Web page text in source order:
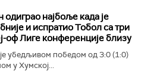
одиграо најбоље када је
и испратио Тобол са три
оф Лиге конференције близу
убедљивом победом од 3:0 (1:0)
у Хумској...